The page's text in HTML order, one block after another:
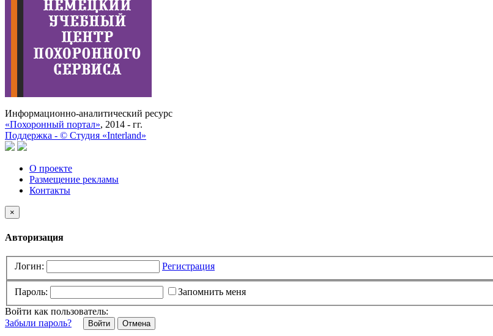
Информационно-аналитический ресурс
«Похоронный портал», 2014 - гг.
Поддержка - © Cтудия «Interland»
О проекте
Размещение рекламы
Контакты
×
Авторизация
Логин: Регистрация
Пароль:
Запомнить меня
Войти как пользователь:
Забыли пароль?
Отмена